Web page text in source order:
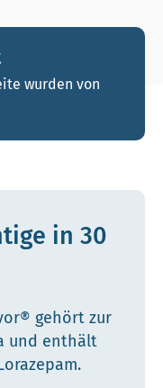
wurden von
in 30
gehört zur
und enthält